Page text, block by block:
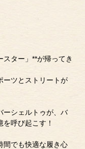
ター」**が帰ってき
ーツとストリートが
ーシェルトゥが、バ
呼び起こす！
間でも快適な履き心